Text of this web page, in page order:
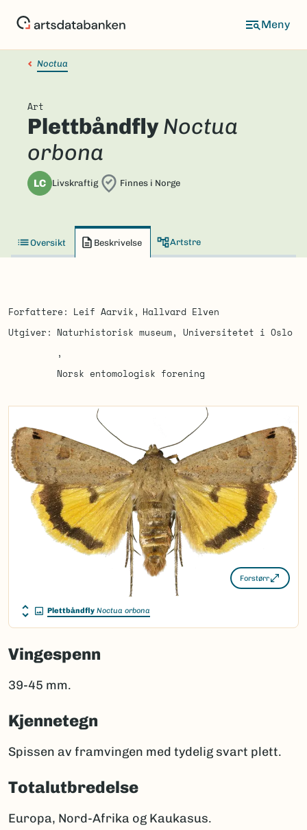
Noctua
Art
PlettbåndflyNoctua
orbona
LC Livskraftig Finnes i Norge
Oversikt Beskrivelse Artstre
Forfattere Leif Aarvik
Hallvard Elven
Utgiver
Naturhistorisk museum, Universitetet i Oslo
Norsk entomologisk forening
Forstørr
Plettbåndfly Noctua orbona
Vingespenn
39-45 mm.
Kjennetegn
Spissen av framvingen med tydelig svart plett.
Totalutbredelse
Europa, Nord-Afrika og Kaukasus.